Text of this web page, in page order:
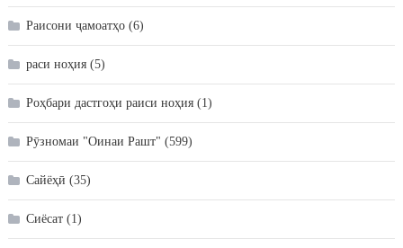
Раисони ҷамоатҳо(6)
раси ноҳия(5)
Роҳбари дастгоҳи раиси ноҳия(1)
Рӯзномаи "Оинаи Рашт" (599)
Сайёҳӣ (35)
Сиёсат(1)